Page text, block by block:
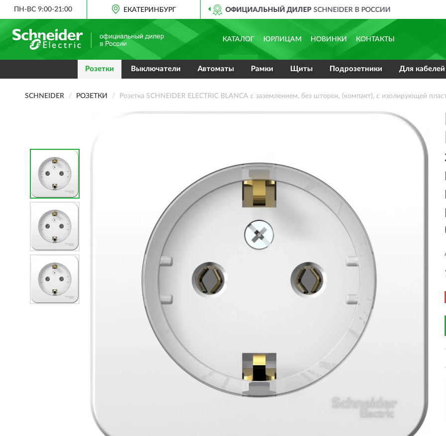
ПН-ВС 9:00-21:00 ЕКАТЕРИНБУРГ
ОФИЦИАЛЬНЫЙ ДИЛЕРSCHNEIDER В РОССИИ ДОСТАВИМПО ВСЕЙ РОССИИ
КАТАЛОГ ЮРЛИЦАМ НОВИНКИ КОНТАКТЫ
Розетки Выключатели Автоматы Рамки Щиты Подрозетники Для кабелей
SCHNEIDER РОЗЕТКИ Розетка SCHNEIDER ELECTRIC BLANCA с заземлением, без шторок, (компакт), с изолирующей